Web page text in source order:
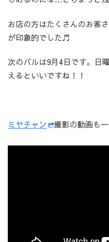
お店の方はたくさんのお客
が印象的でした♬
次のバルは9月4日です。日
えるといいですね！！
ミヤチャン 撮影の動画も